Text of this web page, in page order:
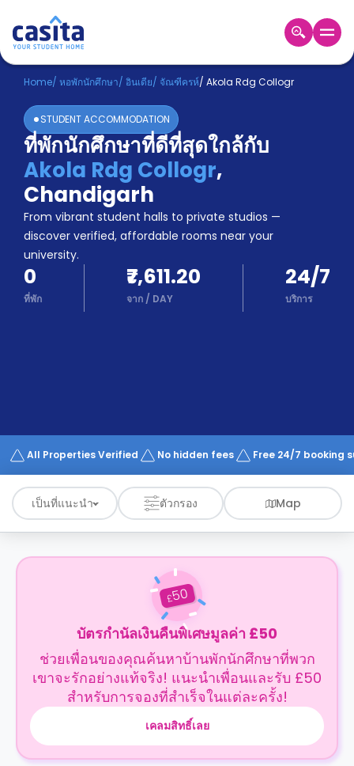
Home TH INR
เข้าสู่
ระบบ
Booking
Accommodation
About
us
Blog
Refer
And
Earn
Become
Partner
Works
Home/ หอพักนักศึกษา/ อินเดีย/ จัณฑีครห์/ Akola Rdg Collogr
STUDENT ACCOMMODATION
ที่พักนักศึกษาที่ดีที่สุดใกล้กับ
Akola Rdg Collogr,
Chandigarh
From vibrant student halls to private studios —
discover verified, affordable rooms near your
university.
0
ที่พัก
₹7,611.20
จาก / DAY
24/7
บริการ
All Properties Verified No hidden fees Free 24/7 booking
เป็นที่แนะนำ ตัวกรอง Map
£50
บัตรกำนัลเงินคืนพิเศษมูลค่า £50
ช่วยเพื่อนของคุณค้นหาบ้านพักนักศึกษาที่พวก
เขาจะรักอย่างแท้จริง! แนะนำเพื่อนและรับ £50
สำหรับการจองที่สำเร็จในแต่ละครั้ง!
เคลมสิทธิ์เลย